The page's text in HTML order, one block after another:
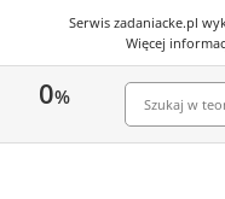
Serwis zadaniacke.pl
Więcej
0%